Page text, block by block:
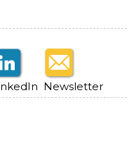
Newsletter